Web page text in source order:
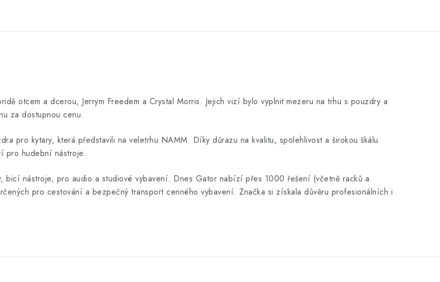
otcem a dcerou, Jerrym Freedem a Crystal Morris. Jejich vizí bylo vyplnit mezeru na trhu s pouzdry a
za dostupnou cenu.
pro kytary, která představili na veletrhu NAMM. Díky důrazu na kvalitu, spolehlivost a širokou škálu
pro hudební nástroje.
bicí nástroje, pro audio a studiové vybavení. Dnes Gator nabízí přes 1000 řešení (včetně racků a
pro cestování a bezpečný transport cenného vybavení. Značka si získala důvěru profesionálních i